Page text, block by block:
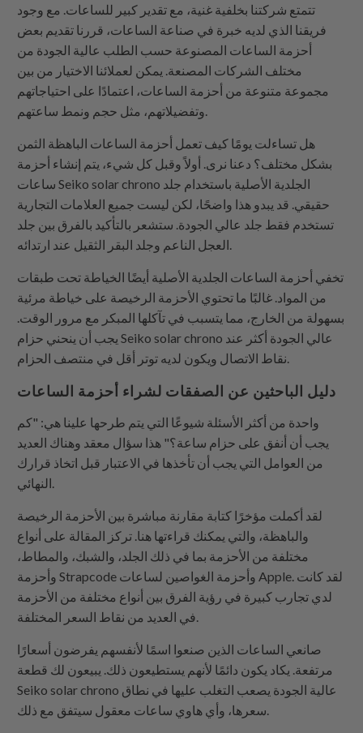
تتمتع شركتنا بخلفية غنية، مع تقدير كبير للساعات. مع وجود
فريقنا الذي لديه خبرة في صناعة الساعات، قررنا تقديم بعض
أحزمة الساعات المصنوعة حسب الطلب عالية الجودة من
مختلف الشركات المصنعة. يمكن لعملائنا الاختيار من بين
مجموعة متنوعة من أحزمة الساعات، اعتمادًا على احتياجاتهم
هل تساءلت يومًا كيف تعمل أحزمة الساعات الباهظة الثمن
بشكل مختلف؟ دعنا نرى. أولاً وقبل كل شيء، يتم إنشاء أحزمة
ساعات Seiko solar chrono الجلدية الأصلية باستخدام جلد
حقيقي. قد يبدو هذا واضحًا، لكن ليست جميع العلامات التجارية
تستخدم فقط جلد عالي الجودة. ستشعر بالتأكيد بالفرق بين جلد
تخفي أحزمة الساعات الجلدية الأصلية أيضًا الخياطة تحت طبقات
من المواد. غالبًا ما تحتوي الأحزمة الرخيصة على خياطة مرئية
بسهولة من الخارج، مما يتسبب في تآكلها المبكر مع مرور الوقت.
يجب أن ينحني حزام Seiko solar chrono عالي الجودة أكثر عند
دليل الباحثين عن الصفقات لشراء أحزمة الساعات
واحدة من أكثر الأسئلة شيوعًا التي يتم طرحها علينا هي: "كم
يجب أن أنفق على حزام ساعة؟" هذا سؤال معقد وهناك العديد
من العوامل التي يجب أن تأخذها في الاعتبار قبل اتخاذ قرارك
لقد أكملت مؤخرًا كتابة مقارنة مباشرة بين الأحزمة الرخيصة
والباهظة، والتي يمكنك قراءتها هنا. تركز المقالة على أنواع
مختلفة من الأحزمة بما في ذلك الجلد، والشبك، والمطاط،
وأحزمة Strapcode وأحزمة الغواصين لساعات Apple. لقد كانت
لدي تجارب كبيرة في رؤية الفرق بين أنواع مختلفة من الأحزمة
صانعي الساعات الذين صنعوا اسمًا لأنفسهم يفرضون أسعارًا
مرتفعة. يكاد يكون دائمًا لأنهم يستطيعون ذلك. يبيعون لك قطعة
Seiko solar chrono عالية الجودة يصعب التغلب عليها في نطاق